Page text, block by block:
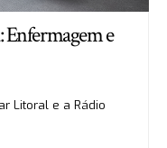
Enfermagem e
Litoral e a Rádio